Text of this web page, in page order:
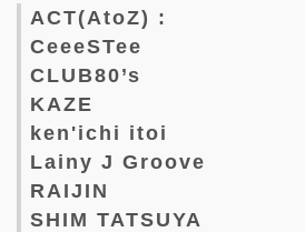
ACT(AtoZ) :
CeeeSTee
CLUB80’s
KAZE
ken'ichi itoi
Lainy J Groove
RAIJIN
SHIM TATSUYA